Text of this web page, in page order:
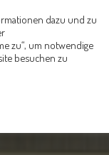
dazu und zu
zu“, um notwendige
besuchen zu